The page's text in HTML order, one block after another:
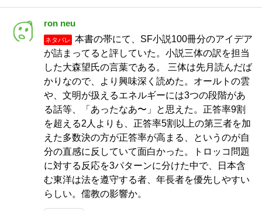
ron neu
ネタバレ
本書の帯にて、SF小説100冊分のアイデア
が詰まってると評していた。小説三体の訳を担当
した大森望氏の言葉である。 三体は先月読んだば
かりなので、より興味深く読めた。オールトの雲
や、文明が扱えるエネルギーには3つの段階があ
る話等、「あったなあ〜」と思えた。正答率9割
を超える2人よりも、正答率5割以上の第三者を加
えた多数決の方が正答率が高まる、というのが自
分の直感に反していて面白かった。トロッコ問題
に対する反応を3パターンに分けた中で、日本含
む東洋は法を遵守する者、年長者を優先しやすい
らしい。儒教の影響か。